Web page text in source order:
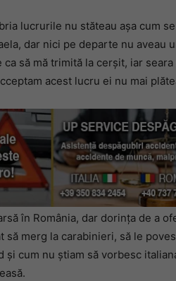
lucrurile nu stăteau așa cum
dar nici pe departe nu aveau
ca să mă trimită la cerșit, iar
acest lucru ei nu mai
în România, dar dorința de a
să merg la carabinieri, să le
și cum nu știam să vorbesc